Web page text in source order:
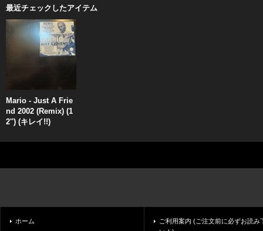
最近チェックしたアイテム
Mario - Just A Frie
nd 2002 (Remix) (1
2'') (キレイ!!)
ホーム
ご利用案内 (ご注文前に必ずお読み